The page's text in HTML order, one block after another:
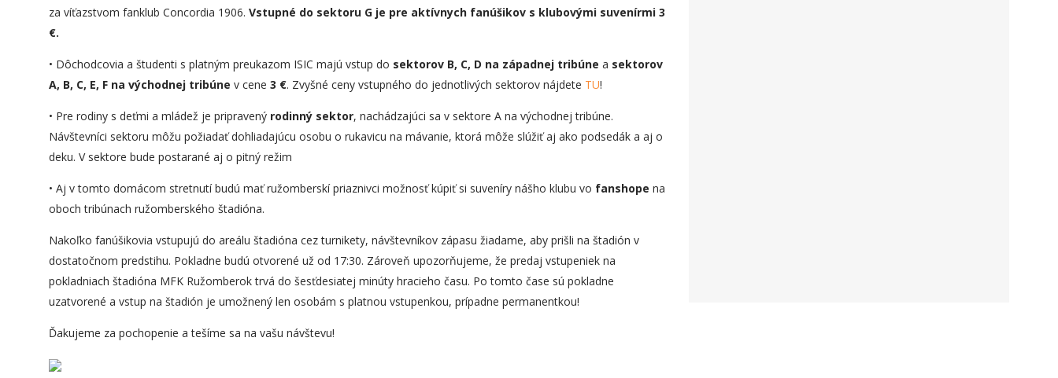
za víťazstvom fanklub Concordia 1906. Vstupné do sektoru G je pre aktívnych fanúšikov s klubovými suvenírmi 3
€.
• Dôchodcovia a študenti s platným preukazom ISIC majú vstup do sektorov B, C, D na západnej tribúne a sektorov
A, B, C, E, F na východnej tribúne v cene 3 €. Zvyšné ceny vstupného do jednotlivých sektorov nájdete TU!
• Pre rodiny s deťmi a mládež je pripravený rodinný sektor, nachádzajúci sa v sektore A na východnej tribúne.
Návštevníci sektoru môžu požiadať dohliadajúcu osobu o rukavicu na mávanie, ktorá môže slúžiť aj ako podsedák a aj o
deku. V sektore bude postarané aj o pitný režim
• Aj v tomto domácom stretnutí budú mať ružomberskí priaznivci možnosť kúpiť si suveníry nášho klubu vo fanshope na
oboch tribúnach ružomberského štadióna.
Nakoľko fanúšikovia vstupujú do areálu štadióna cez turnikety, návštevníkov zápasu žiadame, aby prišli na štadión v
dostatočnom predstihu. Pokladne budú otvorené už od 17:30. Zároveň upozorňujeme, že predaj vstupeniek na
pokladniach štadióna MFK Ružomberok trvá do šesťdesiatej minúty hracieho času. Po tomto čase sú pokladne
uzatvorené a vstup na štadión je umožnený len osobám s platnou vstupenkou, prípadne permanentkou!
Ďakujeme za pochopenie a tešíme sa na vašu návštevu!